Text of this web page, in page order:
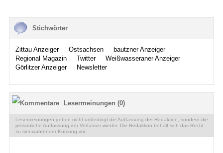
Stichwörter
Zittau Anzeiger Ostsachsen
bautzner Anzeiger
Regional Magazin
Twitter
Weißwasseraner Anzeiger
Görlitzer Anzeiger
Newsletter
Lesermeinungen (0)
Lesermeinungen geben nicht unbedingt die Auffassung der Redaktion, sondern die
persönliche Auffassung der Verfasser wieder. Die Redaktion behält sich das Recht
zu sinnwahrender Kürzung vor.